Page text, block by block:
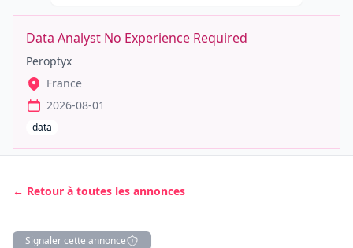
Data Analyst No Experience Required
Peroptyx
France
2026-08-01
data
← Retour à toutes les annonces
Signaler cette annonce